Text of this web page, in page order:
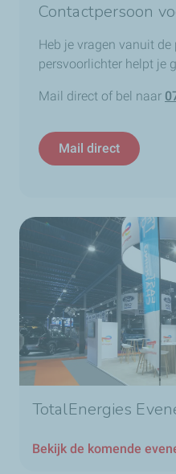
Contactpersoon
Heb je vragen vanuit de
persvoorlichter helpt je
Mail direct of bel naar
Mail direct
TotalEnergies
Bekijk de komende